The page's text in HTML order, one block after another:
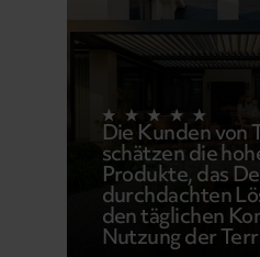
Die Kunden von
schätzen die
Produkte, das
durchdachten
den täglichen
Nutzung der